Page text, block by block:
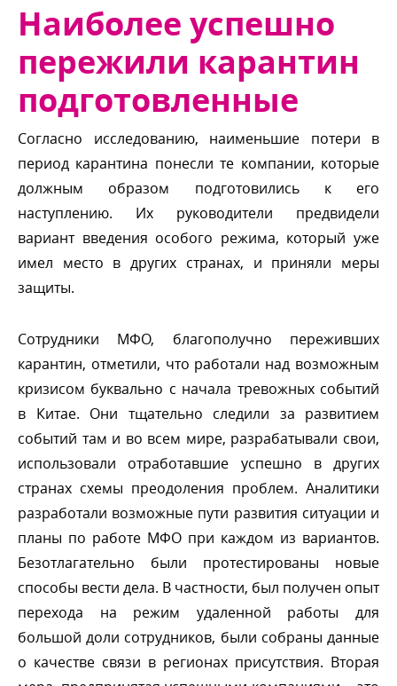
Наиболее успешно
пережили карантин
подготовленные
Согласно исследованию, наименьшие потери
период карантина понесли те компании, которые
должным образом подготовились к его
наступлению. Их руководители предвидели
ариант введения особого режима, который уже
имел место в других странах, и приняли меры
защиты.
Сотрудники МФО, благополучно переживших
карантин, отметили, что работали над возможным
кризисом буквально с начала тревожных событий
Китае. Они тщательно следили за развитием
событий там и во всем мире, разрабатывали свои,
использовали отработавшие успешно в других
странах схемы преодоления проблем. Аналитики
разработали возможные пути развития ситуации и
планы по работе МФО при каждом из вариантов.
Безотлагательно были протестированы новые
способы вести дела. В частности, был получен опыт
перехода на режим удаленной работы для
ольшой доли сотрудников, были собраны данные
о качестве связи в регионах присутствия. Вторая